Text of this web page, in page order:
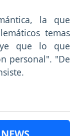
la que
temas
que lo que
personal". "De